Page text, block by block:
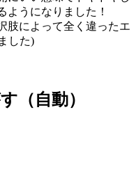
ようになりました！
肢によって全く違ったエ
した)
（自動）